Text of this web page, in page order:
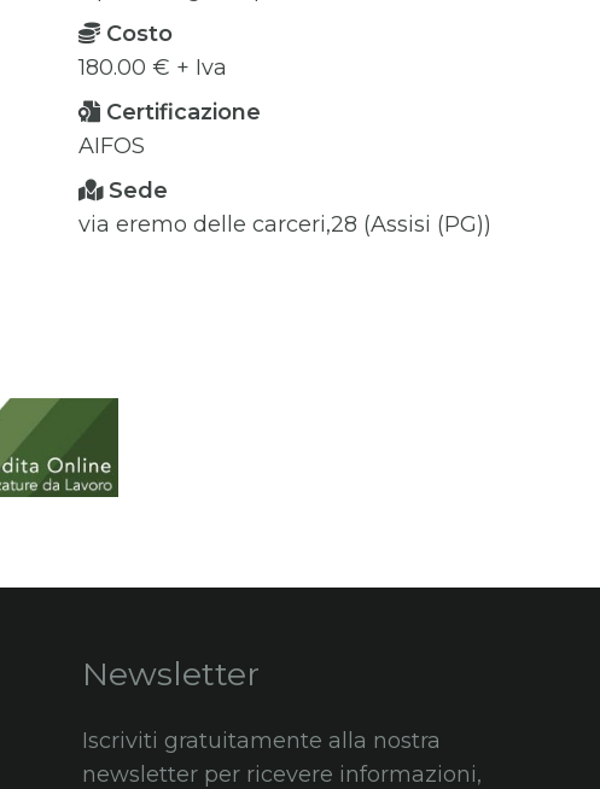
Costo
180.00 € + Iva
Certificazione
AIFOS
Sede
via eremo delle carceri,28 (Assisi (PG))
Newsletter
Iscriviti gratuitamente alla nostra
newsletter per ricevere informazioni,